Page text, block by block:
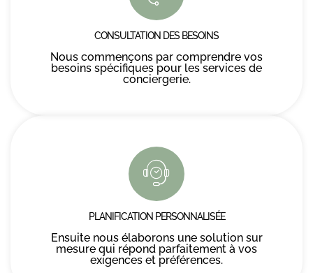
CONSULTATION DES BESOINS
Nous commençons par comprendre vos
besoins spécifiques pour les services de
conciergerie.
PLANIFICATION PERSONNALISÉE
Ensuite nous élaborons une solution sur
mesure qui répond parfaitement à vos
exigences et préférences.